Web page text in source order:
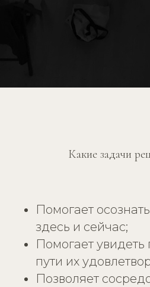
Какие задачи
Помогает
здесь и сейчас;
Помогает увидеть
пути их
Позволяет